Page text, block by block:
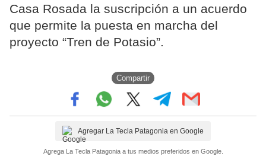
Casa Rosada la suscripción a un acuerdo
que permite la puesta en marcha del
proyecto “Tren de Potasio”.
Compartir
Agregar La Tecla Patagonia en Google
Agrega La Tecla Patagonia a tus medios preferidos en Google.